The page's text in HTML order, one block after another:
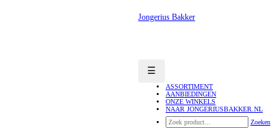
Jongerius Bakker
☰
ASSORTIMENT
AANBIEDINGEN
ONZE WINKELS
NAAR JONGERIUSBAKKER.NL
Zoeken